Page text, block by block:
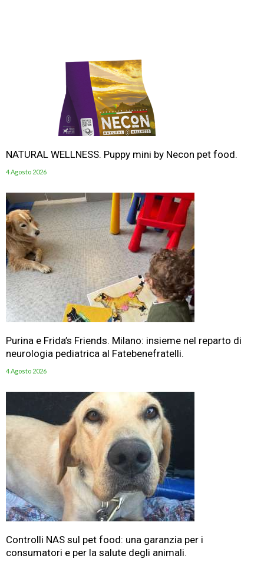
NATURAL WELLNESS. Puppy mini by Necon pet food.
4 Agosto 2026
Purina e Frida’s Friends. Milano: insieme nel reparto di
neurologia pediatrica al Fatebenefratelli.
4 Agosto 2026
Controlli NAS sul pet food: una garanzia per i
consumatori e per la salute degli animali.